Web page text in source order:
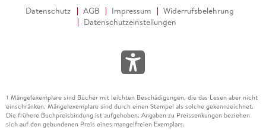
Datenschutz AGB Impressum
Widerrufsbelehrung
Datenschutzeinstellungen
1 Mängelexemplare sind Bücher mit leichten Beschädigungen, die das Lesen aber nicht
einschränken. Mängelexemplare sind durch einen Stempel als solche gekennzeichnet.
Die frühere Buchpreisbindung ist aufgehoben. Angaben zu Preissenkungen beziehen
sich auf den gebundenen Preis eines mangelfreien Exemplars.